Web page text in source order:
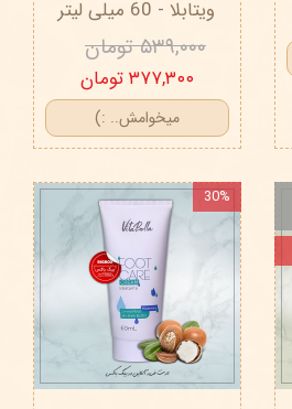
ویتابلا - 60 میلی لیتر
۵۳۹,۰۰۰ تومان
۳۷۷,۳۰۰ تومان
میخوامش.. :)
30%